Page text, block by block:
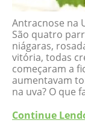
Antracnose na
São quatro
niágaras,
vitória, todas
começaram a
aumentavam
na uva? O que
Continue